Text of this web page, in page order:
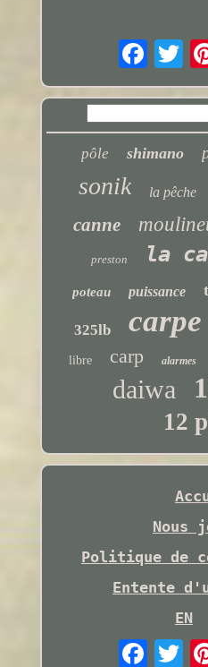
pôle shimano
sonik la pêche
canne
preston la
poteau puissance
325lb carpe
libre carp alarmes
daiwa
12
Nous
Politique de
Entente
EN